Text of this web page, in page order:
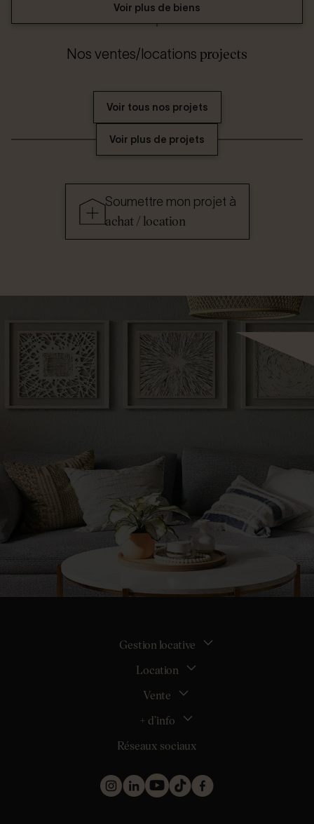
Voir plus de biens
Nos ventes/locations projects
Voir tous nos projets
Voir plus de projets
Soumettre mon projet à
achat / location
Gestion locative
La gestion locative
Location
Tous nos biens en location
Location appartement Saint-Sébastien-sur-Loire
Location maison Clisson (44190)
Location maison Rezé (44400)
Vente
Estimer mon bien
Maison Carquefou (44470)
Maison Couëron (44220)
+ d’info
Inscription
Nos métiers
Les projets d’achat
Réseaux sociaux